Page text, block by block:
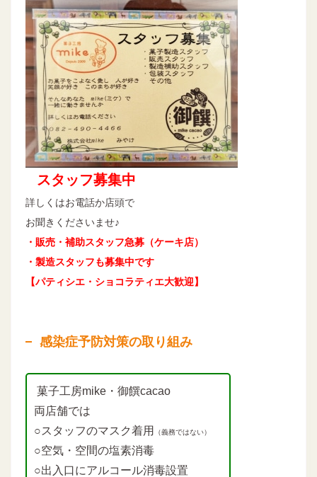
スタッフ募集中
詳しくはお電話か店頭で
お聞きくださいませ♪
・販売・補助スタッフ急募（ケーキ店）
・製造スタッフも募集中です
【パティシエ・ショコラティエ大歓迎】
感染症予防対策の取り組み
菓子工房mike・御饌cacao
両店舗では
○スタッフのマスク着用
（義務ではない）
○空気・空間の塩素消毒
○出入口にアルコール消毒設置